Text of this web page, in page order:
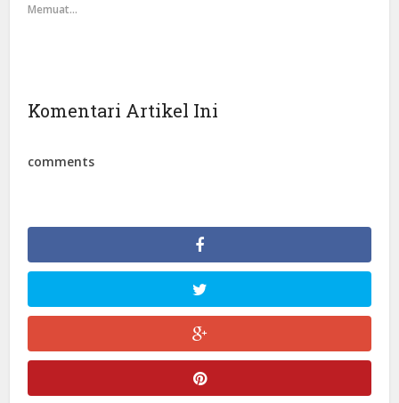
Memuat...
Komentari Artikel Ini
comments